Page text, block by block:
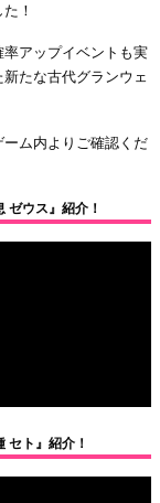
！
アップイベントも実
たな古代グランウェ
ム内よりご確認くだ
ゼウス』紹介！
セト』紹介！